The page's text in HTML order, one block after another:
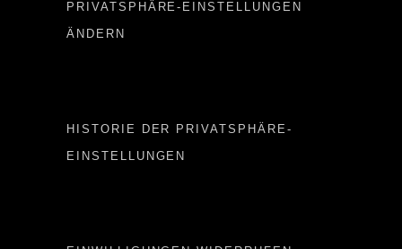
PRIVATSPHÄRE-EINSTELLUNGEN
ÄNDERN
HISTORIE DER PRIVATSPHÄRE-
EINSTELLUNGEN